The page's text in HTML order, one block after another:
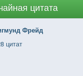
цитата
Фрейд
цитат